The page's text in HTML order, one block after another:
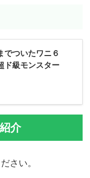
でついたワニ６
ド級モンスター
介
さい。